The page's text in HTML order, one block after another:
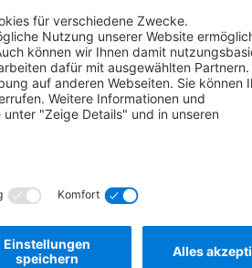
(447) Marco-Polo
Die